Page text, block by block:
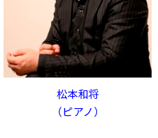
松本和将
（ピアノ）